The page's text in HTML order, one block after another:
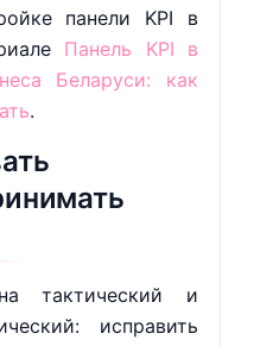
панели KPI в
Панель KPI в
Беларуси: как
.
тактический и
исправить